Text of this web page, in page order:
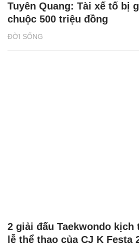
ĐỜI SỐNG
Tuyên Quang: Tài xế tố bị
chuộc 500 triệu đồng
2 giải đấu Taekwondo kịch
lễ thể thao của CJ K Festa